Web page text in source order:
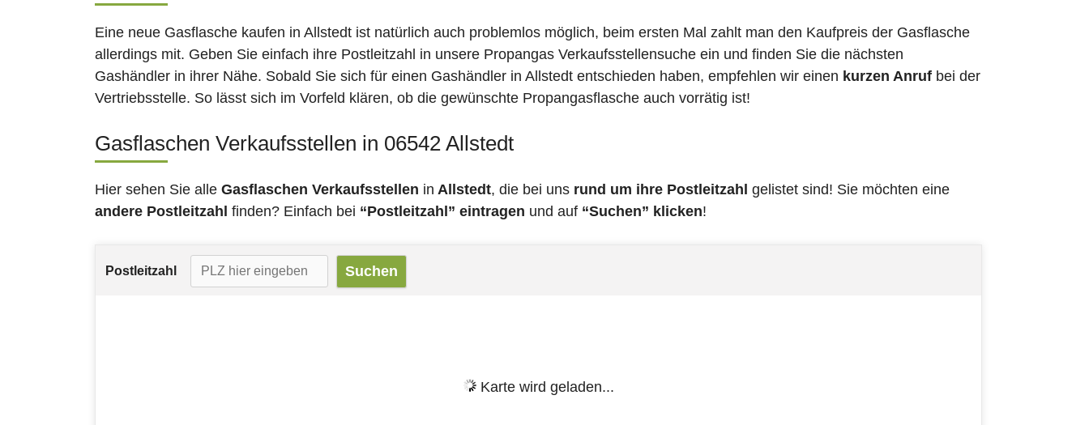
Eine neue Gasflasche kaufen in Allstedt ist natürlich auch problemlos möglich, beim ersten Mal zahlt man den Kaufpreis der Gasflasche
allerdings mit. Geben Sie einfach ihre Postleitzahl in unsere Propangas Verkaufsstellensuche ein und finden Sie die nächsten
Gashändler in ihrer Nähe. Sobald Sie sich für einen Gashändler in Allstedt entschieden haben, empfehlen wir einen kurzen Anruf bei der
Vertriebsstelle. So lässt sich im Vorfeld klären, ob die gewünschte Propangasflasche auch vorrätig ist!
Gasflaschen Verkaufsstellen in 06542 Allstedt
Hier sehen Sie alle Gasflaschen Verkaufsstellen in Allstedt, die bei uns rund um ihre Postleitzahl gelistet sind! Sie möchten eine
andere Postleitzahl finden? Einfach bei “Postleitzahl” eintragen und auf “Suchen” klicken!
Postleitzahl
Karte wird geladen...